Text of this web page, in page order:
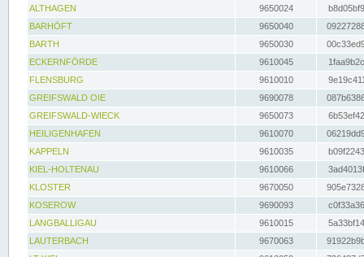
ALTHAGEN
9650024
BARHÖFT
9650040
BARTH
9650030
ECKERNFÖRDE
9610045
FLENSBURG
9610010
GREIFSWALD OIE
9690078
GREIFSWALD-WIECK
9650073
HEILIGENHAFEN
9610070
KAPPELN
9610035
KIEL-HOLTENAU
9610066
KLOSTER
9670050
KOSEROW
9690093
LANGBALLIGAU
9610015
LAUTERBACH
9670063